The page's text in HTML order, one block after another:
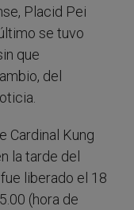
Placid Pei
se tuvo
que
del
Cardinal Kung
la tarde del
liberado el 18
(hora de